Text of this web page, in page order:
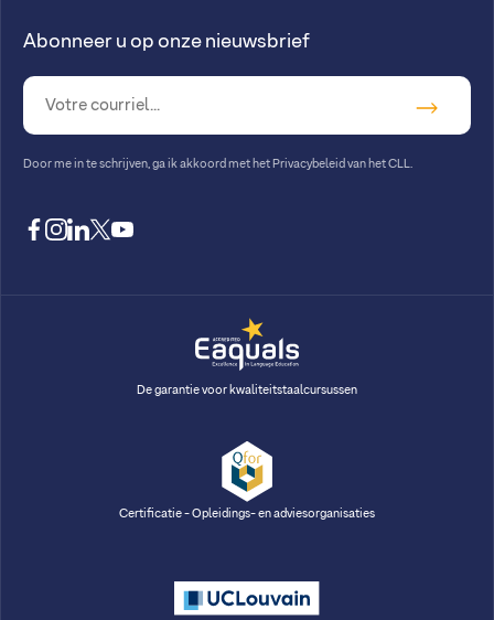
Abonneer u op onze nieuwsbrief
Door me in te schrijven, ga ik akkoord met het Privacybeleid van het CLL
facebook
instagram
linkedin
twitteryoutube
De garantie voor kwaliteitstaalcursussen
Certificatie - Opleidings- en adviesorganisaties